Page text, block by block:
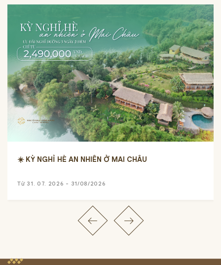
☀️ KỲ NGHỈ HÈ AN NHIÊN Ở MAI CHÂU
Từ 31. 07. 2026 - 31/08/2026